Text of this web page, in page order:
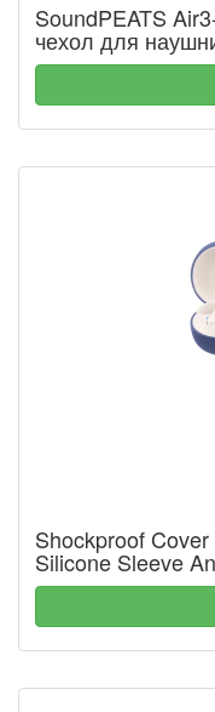
SoundPEATS
чехол для
Shockproof
Silicone Sleeve